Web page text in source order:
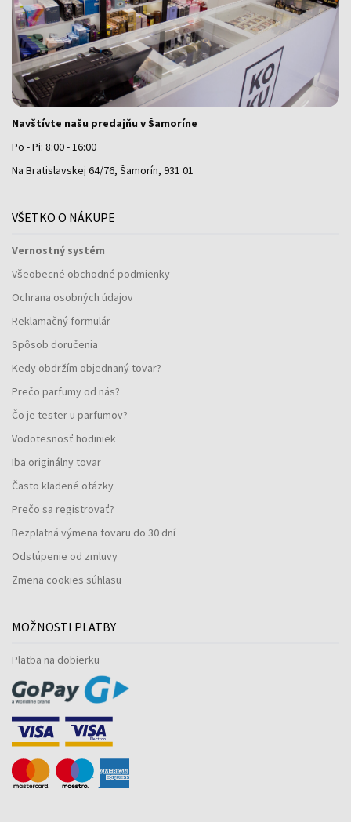
Navštívte našu predajňu v Šamoríne
Po - Pi: 8:00 - 16:00
Na Bratislavskej 64/76, Šamorín, 931 01
VŠETKO O NÁKUPE
Vernostný systém
Všeobecné obchodné podmienky
Ochrana osobných údajov
Reklamačný formulár
Spôsob doručenia
Kedy obdržím objednaný tovar?
Prečo parfumy od nás?
Čo je tester u parfumov?
Vodotesnosť hodiniek
Iba originálny tovar
Často kladené otázky
Prečo sa registrovať?
Bezplatná výmena tovaru do 30 dní
Odstúpenie od zmluvy
Zmena cookies súhlasu
MOŽNOSTI PLATBY
Platba na dobierku